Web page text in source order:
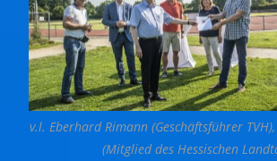
v.l. Eberhard Rimann (Geschäftsführer
(Mitglied des Hessischen